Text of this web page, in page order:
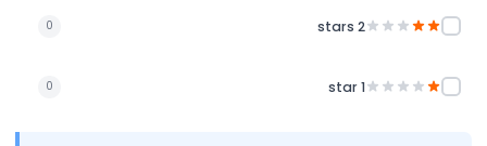
2 stars
0
1 star
0